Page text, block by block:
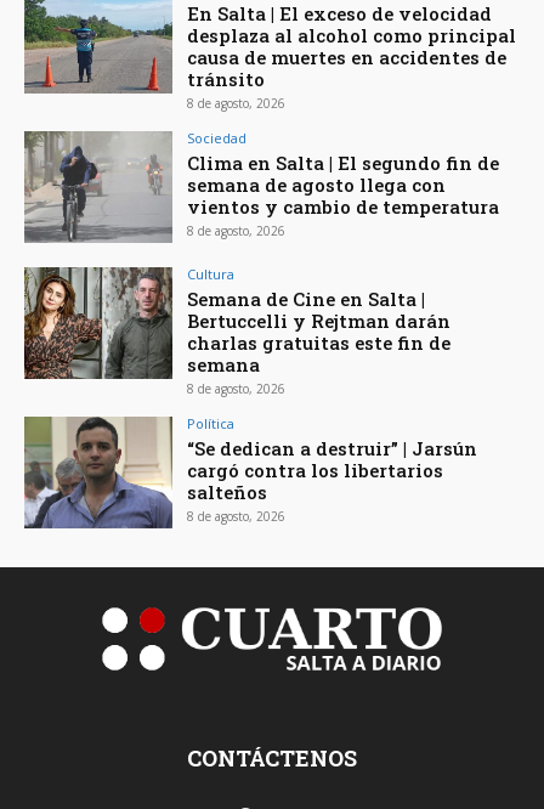
En Salta | El exceso de velocidad
desplaza al alcohol como principal
causa de muertes en accidentes de
tránsito
8 de agosto, 2026
Sociedad
Clima en Salta | El segundo fin de
semana de agosto llega con
vientos y cambio de temperatura
8 de agosto, 2026
Cultura
Semana de Cine en Salta |
Bertuccelli y Rejtman darán
charlas gratuitas este fin de
semana
8 de agosto, 2026
Política
“Se dedican a destruir” | Jarsún
cargó contra los libertarios
salteños
8 de agosto, 2026
CONTÁCTENOS